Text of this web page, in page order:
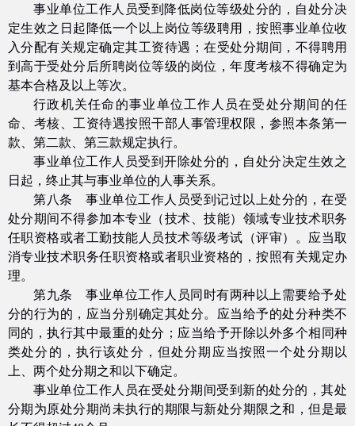
事业单位工作人员受到降低岗位等级处分的，自处分决
定生效之日起降低一个以上岗位等级聘用，按照事业单位收
入分配有关规定确定其工资待遇；在受处分期间，不得聘用
到高于受处分后所聘岗位等级的岗位，年度考核不得确定为
基本合格及以上等次。
行政机关任命的事业单位工作人员在受处分期间的任
命、考核、工资待遇按照干部人事管理权限，参照本条第一
款、第二款、第三款规定执行。
事业单位工作人员受到开除处分的，自处分决定生效之
日起，终止其与事业单位的人事关系。
第八条 事业单位工作人员受到记过以上处分的，在受
处分期间不得参加本专业（技术、技能）领域专业技术职务
任职资格或者工勤技能人员技术等级考试（评审）。应当取
消专业技术职务任职资格或者职业资格的，按照有关规定办
理。
第九条 事业单位工作人员同时有两种以上需要给予处
分的行为的，应当分别确定其处分。应当给予的处分种类不
同的，执行其中最重的处分；应当给予开除以外多个相同种
类处分的，执行该处分，但处分期应当按照一个处分期以
上、两个处分期之和以下确定。
事业单位工作人员在受处分期间受到新的处分的，其处
分期为原处分期尚未执行的期限与新处分期限之和，但是最